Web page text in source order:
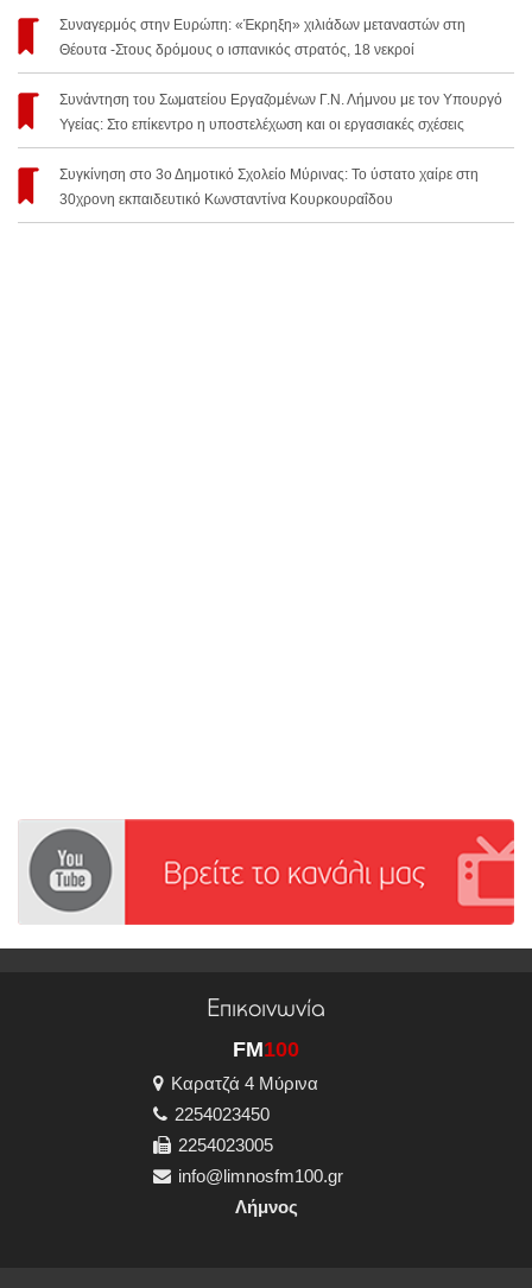
Συναγερμός στην Ευρώπη: «Έκρηξη» χιλιάδων μεταναστών στη
Θέουτα -Στους δρόμους ο ισπανικός στρατός, 18 νεκροί
Συνάντηση του Σωματείου Εργαζομένων Γ.Ν. Λήμνου με τον Υπουργό
Υγείας: Στο επίκεντρο η υποστελέχωση και οι εργασιακές σχέσεις
Συγκίνηση στο 3ο Δημοτικό Σχολείο Μύρινας: Το ύστατο χαίρε στη
30χρονη εκπαιδευτικό Κωνσταντίνα Κουρκουραΐδου
Επικοινωνία
FM100
Καρατζά 4 Μύρινα
2254023450
2254023005
info@limnosfm100.gr
Λήμνος